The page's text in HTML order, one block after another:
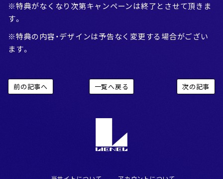
※特典がなくなり次第キャンペーンは終了とさせて頂きま
す。
※特典の内容・デザインは予告なく変更する場合がござい
ます。
次の記事
一覧へ戻る
前の記事へ